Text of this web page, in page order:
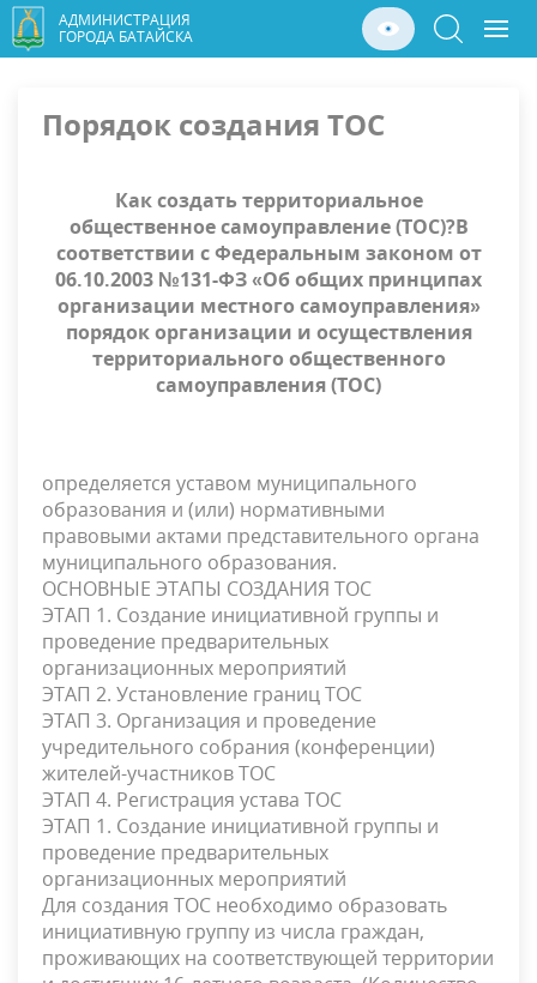
АДМИНИСТРАЦИЯ
ГОРОДА БАТАЙСКА
Порядок создания ТОС
Как создать территориальное
общественное самоуправление (ТОС)?В
соответствии с Федеральным законом от
06.10.2003 №131-ФЗ «Об общих принципах
организации местного самоуправления»
порядок организации и осуществления
территориального общественного
самоуправления (ТОС)
определяется уставом муниципального
образования и (или) нормативными
правовыми актами представительного органа
муниципального образования.
ОСНОВНЫЕ ЭТАПЫ СОЗДАНИЯ ТОС
ЭТАП 1. Создание инициативной группы и
проведение предварительных
организационных мероприятий
ЭТАП 2. Установление границ ТОС
ЭТАП 3. Организация и проведение
учредительного собрания (конференции)
жителей-участников ТОС
ЭТАП 4. Регистрация устава ТОС
ЭТАП 1. Создание инициативной группы и
проведение предварительных
организационных мероприятий
Для создания ТОС необходимо образовать
инициативную группу из числа граждан,
проживающих на соответствующей территории